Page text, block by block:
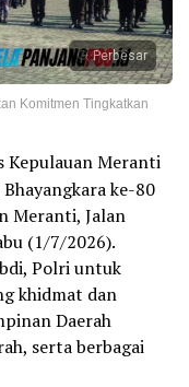
Perbesar
Komitmen Tingkatkan
Kepulauan Meranti
ke-80
Meranti, Jalan
(1/7/2026).
Polri untuk
khidmat dan
Daerah
serta berbagai